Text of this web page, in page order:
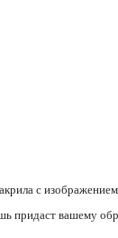
с
придаст вашему